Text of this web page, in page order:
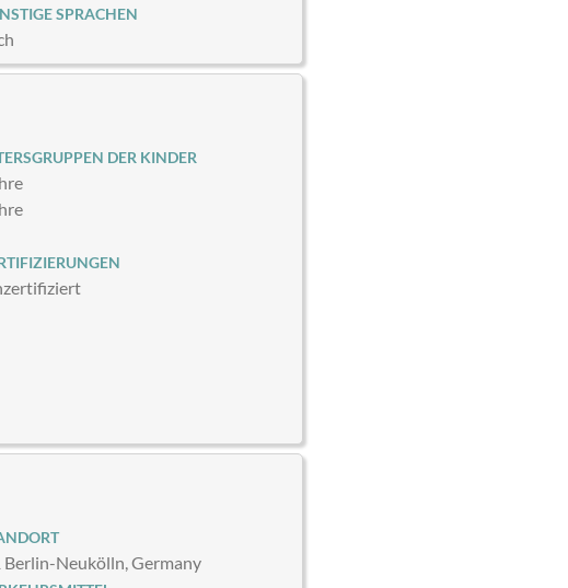
SPRACHEN
DER KINDER
Berlin-Neukölln, Germany